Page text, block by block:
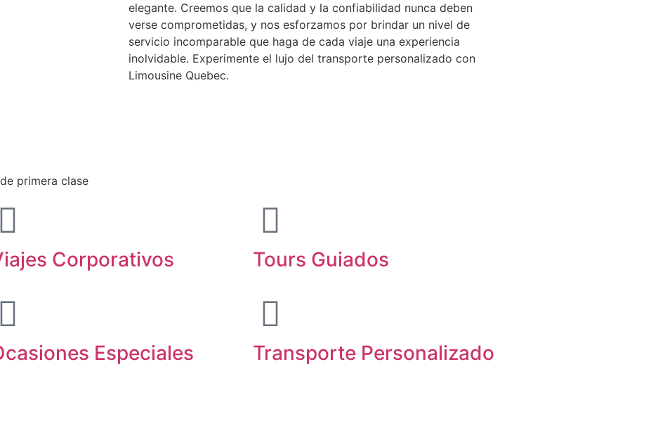
elegante. Creemos que la calidad y la confiabilidad nunca deben
verse comprometidas, y nos esforzamos por brindar un nivel de
servicio incomparable que haga de cada viaje una experiencia
inolvidable. Experimente el lujo del transporte personalizado con
Limousine Quebec.
primera clase
Corporativos Tours Guiados
Especiales Transporte Personalizado